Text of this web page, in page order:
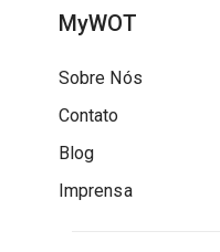
MyWOT
Sobre Nós
Contato
Blog
Imprensa